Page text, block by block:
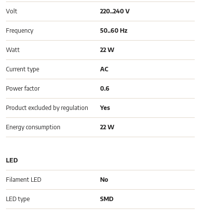
Volt 220..240 V
Frequency 50..60 Hz
Watt 22 W
Current type AC
Power factor 0.6
Product excluded by regulation Yes
Energy consumption 22 W
LED
Filament LED No
LED type SMD